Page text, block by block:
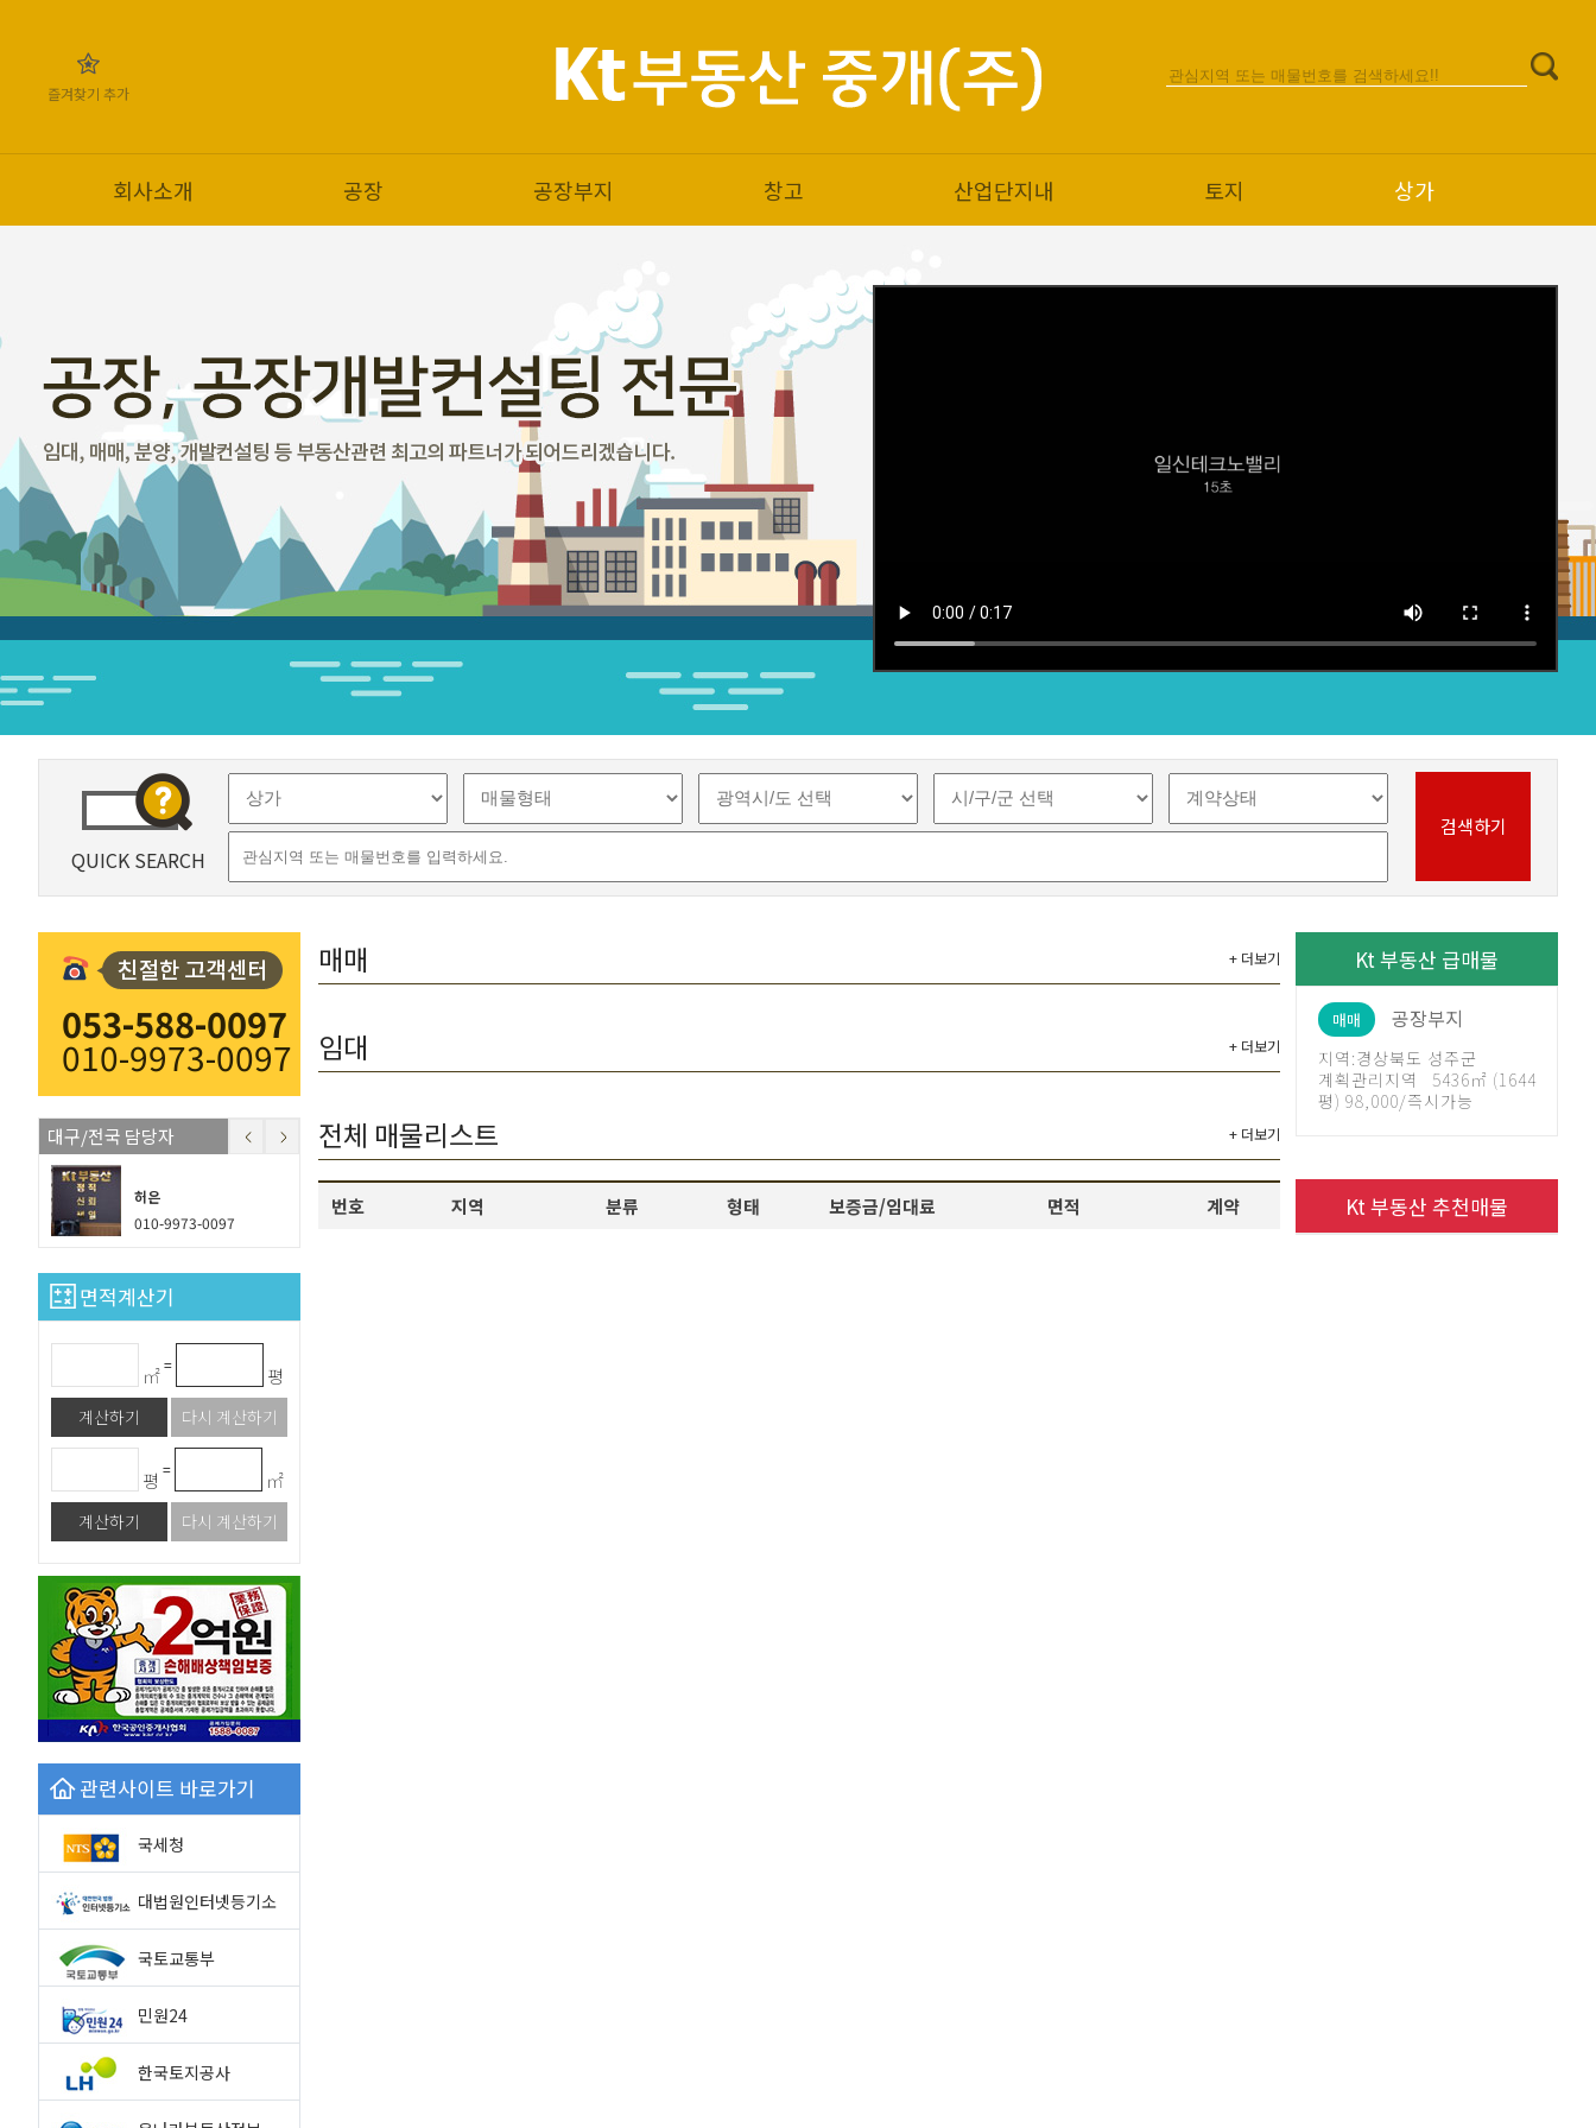
즐겨찾기 추가
회사소개 공장 공장부지 창고 산업단지내 토지 상가
QUICK SEARCH
검색하기
053-588-0097
010-9973-0097
대구/전국 담당자
허은
010-9973-0097
대구/전국 담당자
010-9973-0097
면적계산기
㎡= 평
계산하기 다시 계산하기
평 = ㎡
계산하기 다시 계산하기
관련사이트 바로가기
국세청
대법원인터넷등기소
국토교통부
민원24
한국토지공사
매매 + 더보기
임대 + 더보기
전체 매물리스트 + 더보기
번호 지역 분류 형태 보증금/임대료 면적 계약
Kt 부동산 급매물
매매 공장부지
지역:경상북도 성주군
계획관리지역 5436㎡ (1644
평) 98,000/즉시가능
Kt 부동산 추천매물